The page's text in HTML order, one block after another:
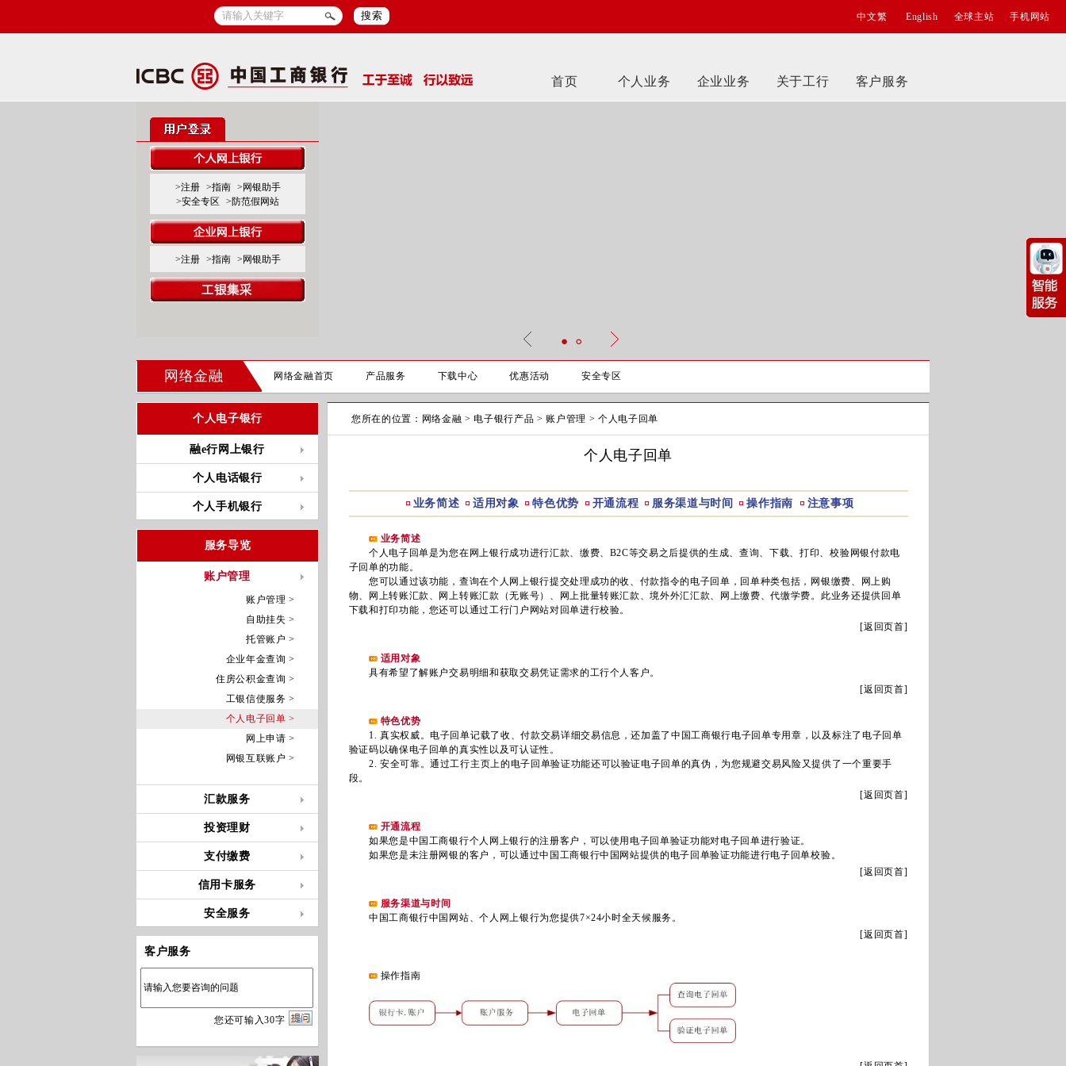
搜索 中文繁 English 全球主站 手机网站
首页 个人业务 企业业务 关于工行 客户服务
>注册 >指南
>网银助手
>安全专区
>防范假网站
>注册 >指南 >网银助手
网络金融 网络金融首页 产品服务 下载中心 优惠活动 安全专区
个人电子银行
融e行网上银行
个人电话银行
个人手机银行
服务导览
账户管理
账户管理 >
自助挂失 >
托管账户 >
企业年金查询 >
住房公积金查询 >
工银信使服务 >
个人电子回单 >
网上申请 >
网银互联账户 >
汇款服务
投资理财
支付缴费
信用卡服务
安全服务
客户服务
您还可输入30字
您所在的位置： 网络金融 >电子银行产品 >账户管理 >个人电子回单
个人电子回单
业务简述 适用对象 特色优势 开通流程 服务渠道与时间 操作指南 注意事项
业务简述
个人电子回单是为您在网上银行成功进行汇款、缴费、B2C等交易之后提供的生成、查询、下载、打印、校验网银付款电
子回单的功能。
您可以通过该功能，查询在个人网上银行提交处理成功的收、付款指令的电子回单，回单种类包括，网银缴费、网上购
物、网上转账汇款、网上转账汇款（无账号）、网上批量转账汇款、境外外汇汇款、网上缴费、代缴学费。此业务还提供回单
下载和打印功能，您还可以通过工行门户网站对回单进行校验。
[返回页首]
适用对象
具有希望了解账户交易明细和获取交易凭证需求的工行个人客户。
[返回页首]
特色优势
1. 真实权威。电子回单记载了收、付款交易详细交易信息，还加盖了中国工商银行电子回单专用章，以及标注了电子回单
验证码以确保电子回单的真实性以及可认证性。
2. 安全可靠。通过工行主页上的电子回单验证功能还可以验证电子回单的真伪，为您规避交易风险又提供了一个重要手
段。
[返回页首]
开通流程
如果您是中国工商银行个人网上银行的注册客户，可以使用电子回单验证功能对电子回单进行验证。
如果您是未注册网银的客户，可以通过中国工商银行中国网站提供的电子回单验证功能进行电子回单校验。
[返回页首]
服务渠道与时间
中国工商银行中国网站、个人网上银行为您提供7×24小时全天候服务。
[返回页首]
操作指南